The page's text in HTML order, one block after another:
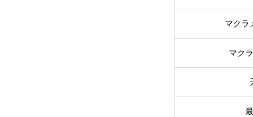
マクラ
マク